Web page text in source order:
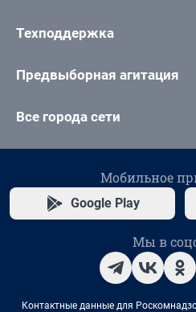
Техподдержка
Предвыборная агитация
Все города сети
Мобильное
Google Play
Мы в
Контактные данные для